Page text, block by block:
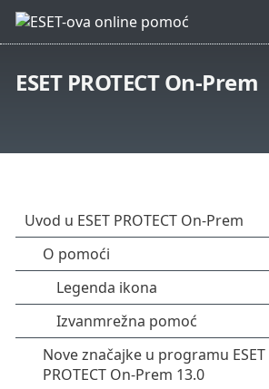
ESET PROTECT On-Prem